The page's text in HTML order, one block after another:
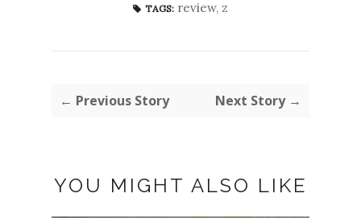
TAGS: review, z
← Previous Story Next Story →
YOU MIGHT ALSO LIKE